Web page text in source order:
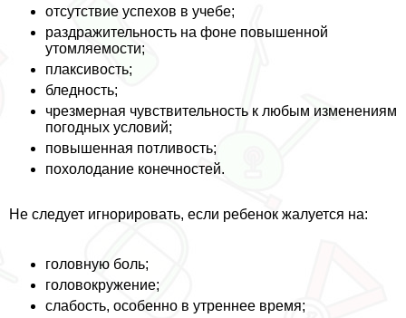
отсутствие успехов в учебе;
раздражительность на фоне повышенной
утомляемости;
плаксивость;
бледность;
чрезмерная чувствительность к любым изменениям
погодных условий;
повышенная потливость;
похолодание конечностей.
Не следует игнорировать, если ребенок жалуется на:
головную боль;
головокружение;
слабость, особенно в утреннее время;